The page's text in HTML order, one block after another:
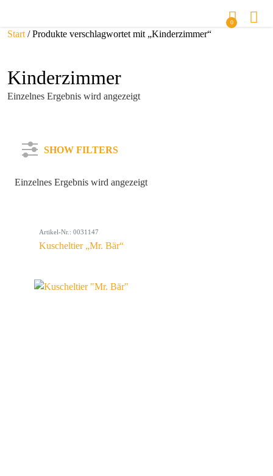
0
Start / Produkte verschlagwortet mit „Kinderzimmer“
Kinderzimmer
Einzelnes Ergebnis wird angezeigt
SHOW FILTERS
Farbe
Einzelnes Ergebnis wird angezeigt
Artikel-Nr.: 0031147
Kuscheltier „Mr. Bär“